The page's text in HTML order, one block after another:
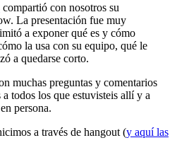
compartió con nosotros su
La presentación fue muy
a exponer qué es y cómo
la usa con su equipo, qué le
a quedarse corto.
muchas preguntas y comentarios
todos los que estuvisteis allí y a
persona.
a través de hangout (y aquí las